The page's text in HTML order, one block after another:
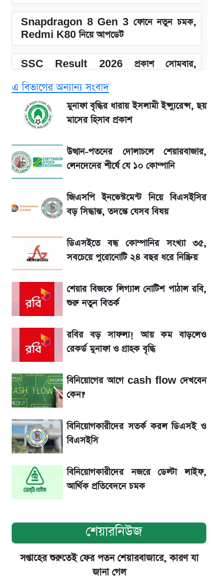
Snapdragon 8 Gen 3 ফোনে নতুন চমক,
Redmi K80 নিয়ে আপডেট
SSC Result 2026 প্রকাশ সোমবার,
১৮০ দিনের মূল্যায়ন শেষে মন্ত্রিসভায় পরিবর্তন
SSc Result 2026 তারিখ চূড়ান্ত, স্কুলে ভর্তি
নিয়ে নতুন নিয়ম
মেসির জীবনে নেমে এলো শোকের ছায়া
La Liga 2026-2027: সর্বশেষ পয়েন্ট টেবিল ও
খবর
সরকারি চাকরিজীবীদের জন্য বড় সুখবর!
শেখ হাসিনা, মামলা ও দেশে ফেরা নিয়ে খোলামেলা
সাকিব
Sirin Labs Finney: বাংলাদেশে এখন যত
টাকায় পাওয়া যায়
সূর্যগ্রহণের দিন আকাশে চোখ ধাঁধানো দৃশ্য, জেনে নিন
সময় ও স্থান
এ বিভাগের অন্যান্য সংবাদ
মুনাফা বৃদ্ধির ধারায় ইসলামী ইন্স্যুরেন্স, ছয়
মাসের হিসাব প্রকাশ
উত্থান-পতনের দোলাচলে শেয়ারবাজার,
লেনদেনের শীর্ষে যে ১০ কোম্পানি
জিএসপি ইনভেস্টমেন্ট নিয়ে বিএসইসির
বড় সিদ্ধান্ত, তদন্তে যেসব বিষয়
ডিএসইতে বন্ধ কোম্পানির সংখ্যা ৩৫,
সবচেয়ে পুরোনোটি ২৪ বছর ধরে নিষ্ক্রিয়
শেয়ার বিজকে লিগ্যাল নোটিশ পাঠাল রবি,
শুরু নতুন বিতর্ক
রবির বড় সাফল্য! আয় কম বাড়লেও
রেকর্ড মুনাফা ও গ্রাহক বৃদ্ধি
বিনিয়োগের আগে cash flow দেখবেন
কেন?
বিনিয়োগকারীদের সতর্ক করল ডিএসই ও
বিএসইসি
বিনিয়োগকারীদের নজরে ডেল্টা লাইফ,
আর্থিক প্রতিবেদনে চমক
শেয়ারনিউজ
সপ্তাহের শুরুতেই ফের পতন শেয়ারবাজারে, কারণ যা
জানা গেল